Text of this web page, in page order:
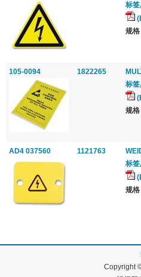
标
规
105-0094 1822265
标
规
AD4 037560 1121763
标
规
Copyright